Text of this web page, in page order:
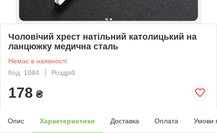
Чоловічий хрест натільний католицький на
ланцюжку медична сталь
Немає в наявності
Код: 1084
Роздріб
178 ₴
Опис Характеристики Доставка Оплата Умови